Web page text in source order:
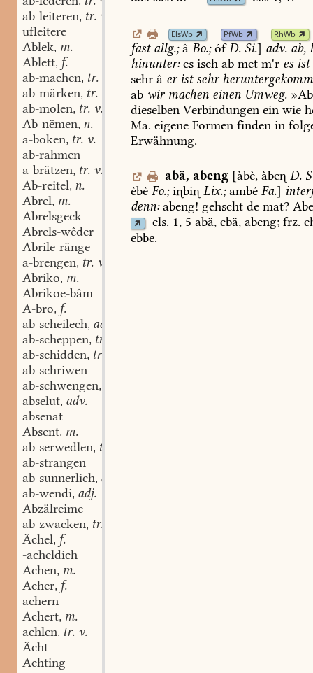
ab-leiteren, tr. v.
ufleitere
Ablek, m.
Ablett, f.
ab-machen, tr. v.
ab-märken, tr. v.
ab-molen, tr. v.
Ab-nëmen, n.
a-boken, tr. v.
ab-rahmen
a-brätzen, tr. v.
Ab-reitel, n.
Abrel, m.
Abrelsgeck
Abrels-wêder
Abrile-ränge
a-brengen, tr. v.
Abriko, m.
Abrikoe-bâm
A-bro, f.
ab-scheilech, adj.
ab-scheppen, tr. v.
ab-schidden, tr. v.
ab-schriwen
ab-schwengen,
abselut, adv.
absenat
Absent, m.
ab-serwedlen, tr. v.
ab-strangen
ab-sunnerlich, adj. u. adv.
ab-wendi, adj.
Abzälreime
ab-zwacken, tr. v.
Ächel, f.
-acheldich
Achen, m.
Acher, f.
achern
Achert, m.
achlen, tr. v.
Ächt
Achting
ElsWb PfWb RhWb
fastallg.;â Bo.;óf D. Si.] adv. ab,
hinunter:es isch ab met m'r es ist
sehr â eristsehr
ab wirmachen einen Umweg.
dieselben Verbindungen ein wie
Ma. eigene Formen finden in
Erwähnung.
abä, abeng [àbè,àbe D.
èbè Fo.;ibi Lix.;ambé Fa.]
denn:abeng! gehscht de mat?
els. 1,5 abä,ebä,abeng;frz.
ebbe.